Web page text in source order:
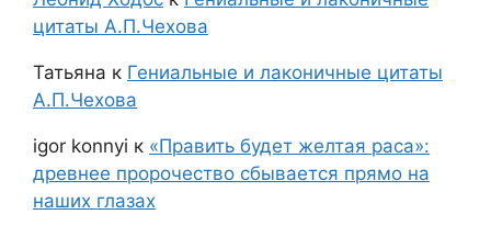
цитаты А.П.Чехова
Татьяна к Гениальные и лаконичные цитаты
А.П.Чехова
igor konnyi к «Править будет желтая раса»:
древнее пророчество сбывается прямо на
наших глазах